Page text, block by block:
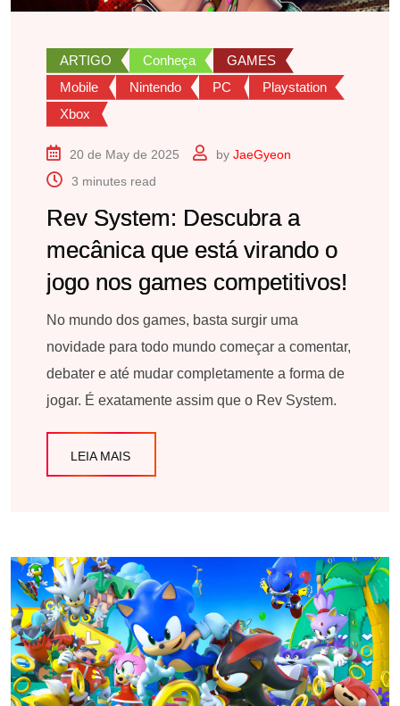
ARTIGO Conheça
GAMES
Mobile
Nintendo PC
Playstation
Xbox
20 de May de 2025 by JaeGyeon
3 minutes read
Rev System: Descubra a
mecânica que está virando o
jogo nos games competitivos!
No mundo dos games, basta surgir uma
novidade para todo mundo começar a comentar,
debater e até mudar completamente a forma de
jogar. É exatamente assim que o Rev System.
LEIA MAIS